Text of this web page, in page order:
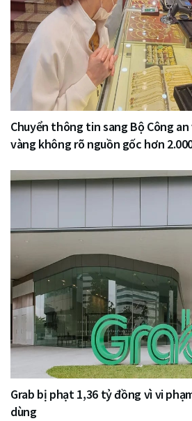
Chuyển thông tin sang Bộ Công
vàng không rõ nguồn gốc hơn
Grab bị phạt 1,36 tỷ đồng vì vi
dùng